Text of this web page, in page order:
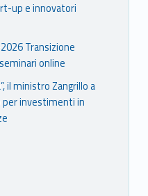
up e innovatori
Transizione
online
il ministro Zangrillo a
per investimenti in